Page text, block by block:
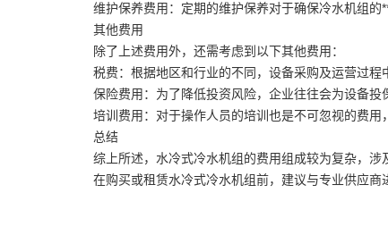
维护保养费用：定期的维护保养对于确保冷水机组的
其他费用
除了上述费用外，还需考虑到以下其他费用：
税费：根据地区和行业的不同，设备采购及运营过程
保险费用：为了降低投资风险，企业往往会为设备投
培训费用：对于操作人员的培训也是不可忽视的费用
总结
综上所述，水冷式冷水机组的费用组成较为复杂，
在购买或租赁水冷式冷水机组前，建议与专业供应商